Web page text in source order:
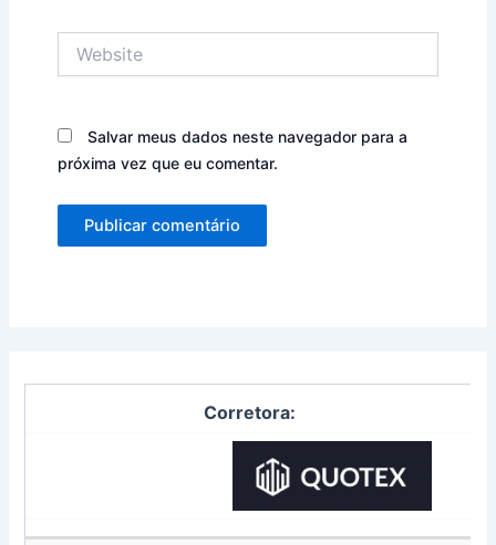
Salvar meus dados neste navegador para a
próxima vez que eu comentar.
Corretora: